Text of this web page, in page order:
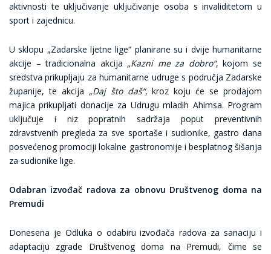
aktivnosti te uključivanje uključivanje osoba s invaliditetom u
sport i zajednicu.
U sklopu „Zadarske ljetne lige“ planirane su i dvije humanitarne
akcije – tradicionalna akcija „Kazni me za dobro“, kojom se
sredstva prikupljaju za humanitarne udruge s područja Zadarske
županije, te akcija „Daj što daš“, kroz koju će se prodajom
majica prikupljati donacije za Udrugu mladih Ahimsa. Program
uključuje i niz popratnih sadržaja poput preventivnih
zdravstvenih pregleda za sve sportaše i sudionike, gastro dana
posvećenog promociji lokalne gastronomije i besplatnog šišanja
za sudionike lige.
Odabran izvođač radova za obnovu Društvenog doma na
Premudi
Donesena je Odluka o odabiru izvođača radova za sanaciju i
adaptaciju zgrade Društvenog doma na Premudi, čime se